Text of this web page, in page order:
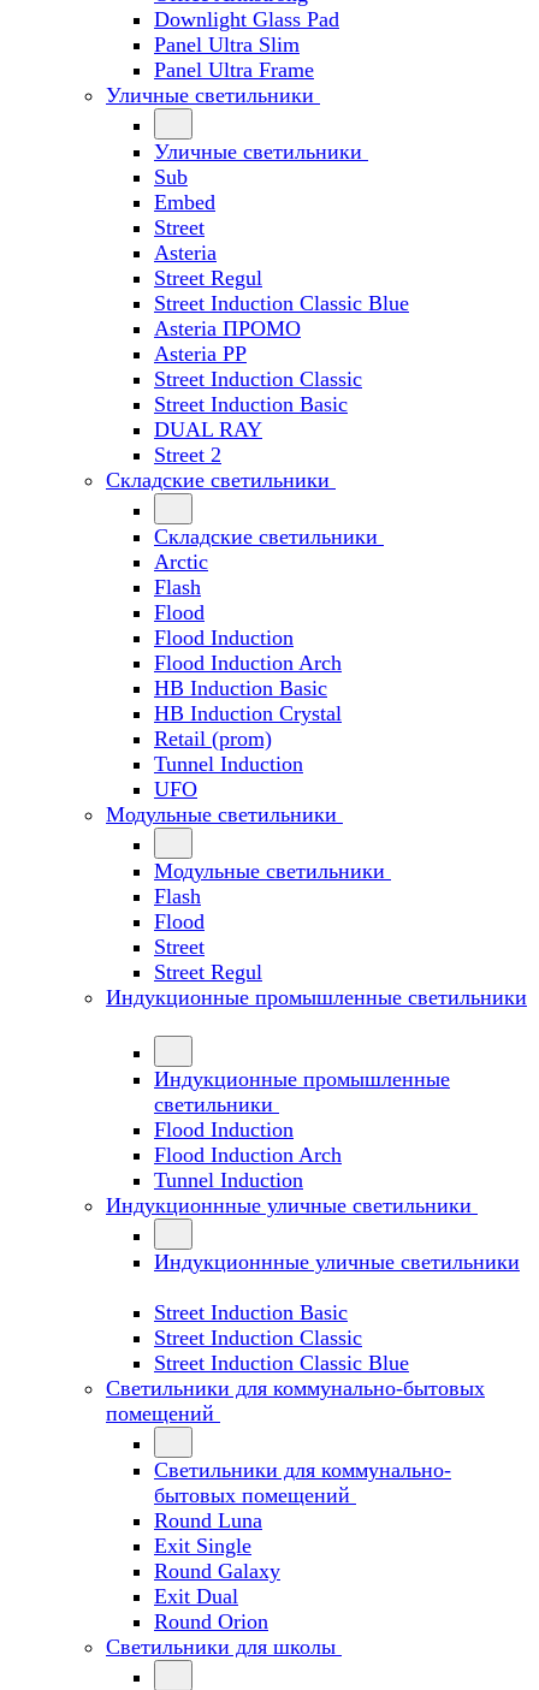
Downlight Glass Pad
Panel Ultra Slim
Panel Ultra Frame
Уличные светильники
Уличные светильники
Sub
Embed
Street
Asteria
Street Regul
Street Induction Classic Blue
Asteria ПРОМО
Asteria PP
Street Induction Classic
Street Induction Basic
DUAL RAY
Street 2
Складские светильники
Складские светильники
Arctic
Flash
Flood
Flood Induction
Flood Induction Arch
HB Induction Basic
HB Induction Crystal
Retail (prom)
Tunnel Induction
UFO
Модульные светильники
Модульные светильники
Flash
Flood
Street
Street Regul
Индукционные промышленные светильники
Индукционные промышленные
светильники
Flood Induction
Flood Induction Arch
Tunnel Induction
Индукционнные уличные светильники
Индукционнные уличные светильники
Street Induction Basic
Street Induction Classic
Street Induction Classic Blue
Светильники для коммунально-бытовых
помещений
Светильники для коммунально-
бытовых помещений
Round Luna
Exit Single
Round Galaxy
Exit Dual
Round Orion
Светильники для школы